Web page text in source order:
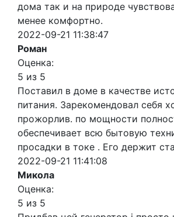
дома так и на природе
менее комфортно.
2022-09-21 11:38:47
Роман
Оценка:
5 из 5
Поставил в доме в качестве
питания. Зарекомендовал себя
прожорлив. по мощности
обеспечивает всю бытовую
просадки в токе . Его держит
2022-09-21 11:41:08
Микола
Оценка:
5 из 5